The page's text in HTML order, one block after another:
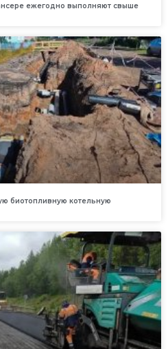
ежегодно выполняют свыше
биотопливную котельную